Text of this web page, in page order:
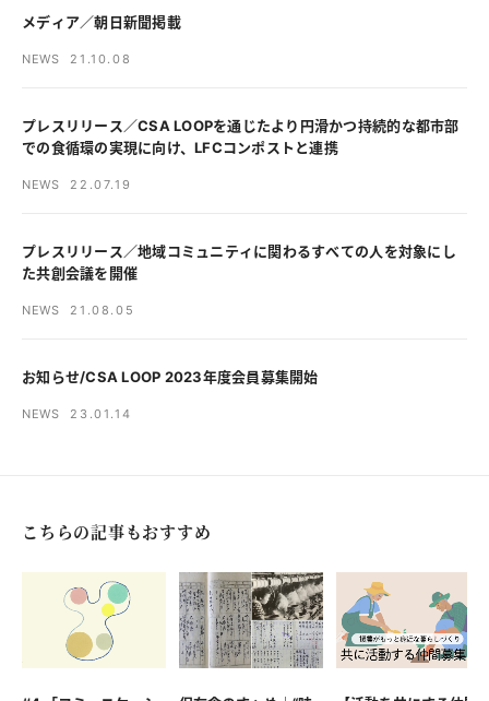
メディア／朝日新聞掲載
NEWS 21.10.08
プレスリリース／CSA LOOPを通じたより円滑かつ持続的な都市部
での食循環の実現に向け、LFCコンポストと連携
NEWS 22.07.19
プレスリリース／地域コミュニティに関わるすべての人を対象にし
た共創会議を開催
NEWS 21.08.05
お知らせ/CSA LOOP 2023年度会員募集開始
NEWS 23.01.14
こちらの記事もおすすめ